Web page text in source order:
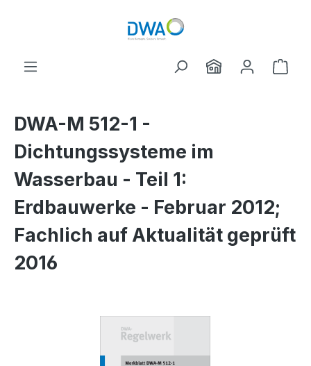
DWA-M 512-1 -
Dichtungssysteme im
Wasserbau - Teil 1:
Erdbauwerke - Februar 2012;
Fachlich auf Aktualität geprüft
2016